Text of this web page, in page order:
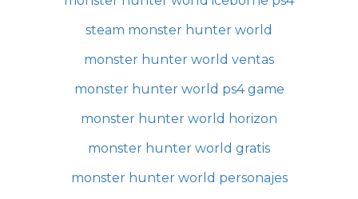
steam monster hunter world
monster hunter world ventas
monster hunter world ps4 game
monster hunter world horizon
monster hunter world gratis
monster hunter world personajes